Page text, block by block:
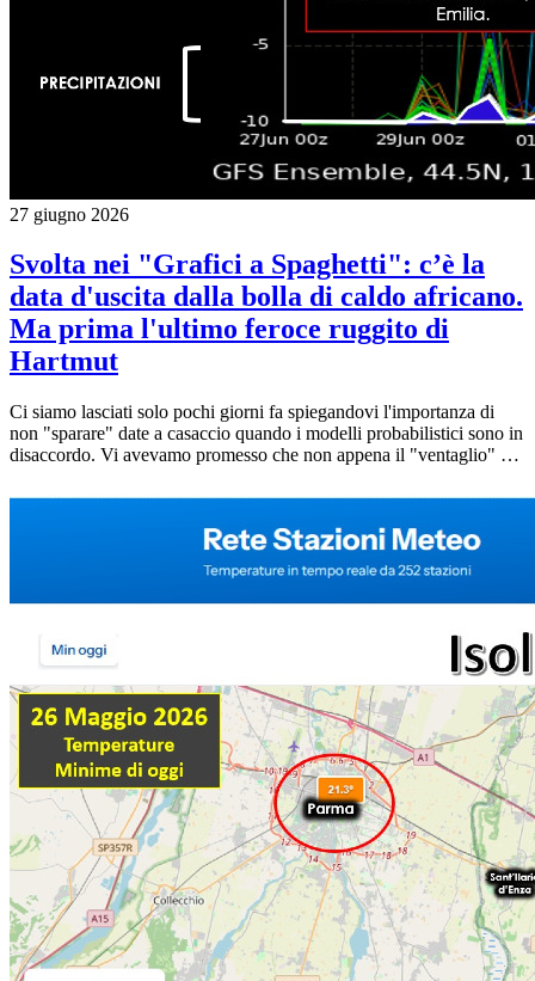
27 giugno 2026
Svolta nei "Grafici a Spaghetti": c’è la
data d'uscita dalla bolla di caldo africano.
Ma prima l'ultimo feroce ruggito di
Hartmut
Ci siamo lasciati solo pochi giorni fa spiegandovi l'importanza di
non "sparare" date a casaccio quando i modelli probabilistici sono in
disaccordo. Vi avevamo promesso che non appena il "ventaglio" dei
scientificamente attendibile. Quel momento è arrivato. Le ultime
robusta: la bolla di calore estremo che sta opprimendo Reggio
Emilia e provincia ha i giorni contati. Vediamo nei dettagli la
dinamica di questa imminente svolta, analizzando il grafico degli
spaghi e le manovre bariche a livello europeo.